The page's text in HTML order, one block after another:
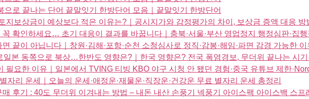
으로 끝나는 단어 끝말잇기 한방단어 모음｜끝말잇기 한방단어
지보상금이 예상보다 적은 이유는?｜공시지가와 감정평가의 차이, 보상금 증액 대응 방
확인하세요… 초기 대응이 결과를 바꿉니다｜충북·서울·부산 영업정지 행정심판·집
끝이 아닙니다｜창원·김해·포항·순천 소청심사로 정직·감봉·해임·파면 감경 가능한
일본 동쪽으로 북상…한반도 영향은?｜한국 영향은? 전국 폭염경보, 무더위 끝나는 시
필요한 이유｜일본에서 TVING 티빙 KBO 야구 시청 안 됐던 경험·중국 유튜브 제한
자리 운세｜오늘의 운세·애정운·재물운·직장운·건강운 무료 별자리 운세 총정리
후기 : 40도 무더위 이겨내는 방법 – 내돈 내산 손풍기 넥풍기 아이스팩 아이스백 스